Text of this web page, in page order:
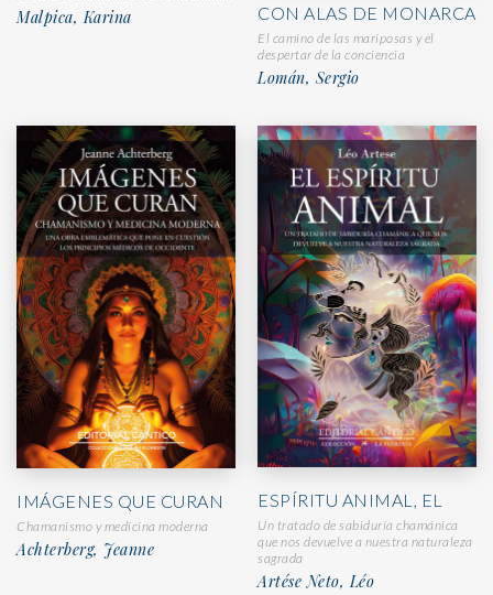
Malpica, Karina CON ALAS DE MONARCA
El camino de las mariposas y el
despertar de la conciencia
Lomán, Sergio
IMÁGENES QUE CURAN
Chamanismo y medicina moderna
Achterberg, Jeanne
ESPÍRITU ANIMAL, EL
Un tratado de sabiduría chamánica
que nos devuelve a nuestra naturaleza
sagrada
Artése Neto, Léo